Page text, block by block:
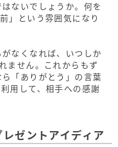
ないでしょうか。何を
」という雰囲気になり
なくなれば、いつしか
ません。これからもず
「ありがとう」の言葉
用して、相手への感謝
ゼントアイディア